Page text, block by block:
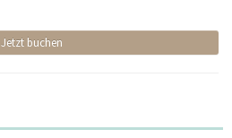
Jetzt buchen